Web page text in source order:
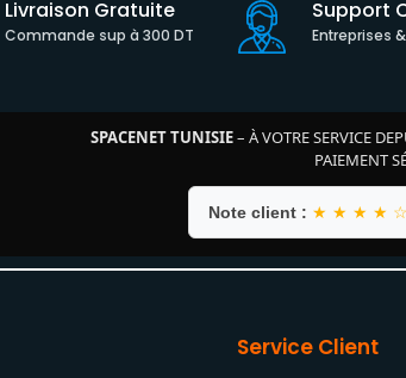
Livraison Gratuite
Commande sup à 300 DT
Support
Entreprises
SPACENET TUNISIE– À VOTRE SERVICE
PAIEMENT
Note client : ★ ★ ★ ★ ☆
Service Client